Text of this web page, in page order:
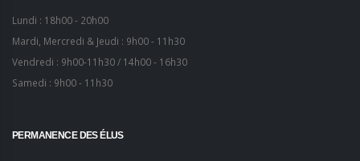
Lundi : 18h00 - 20h00
Mardi, Mercredi & Jeudi : 9h00 - 11h30
Vendredi : 9h00-11h30 / 14h00 - 16h30
Samedi : 9h00 - 11h30
PERMANENCE DES ÉLUS